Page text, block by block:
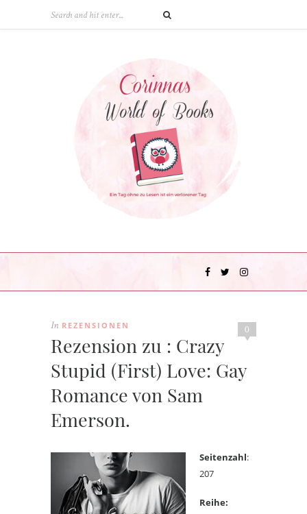
0
In REZENSIONEN
Rezension zu : Crazy
Stupid (First) Love: Gay
Romance von Sam
Emerson.
Seitenzahl:
207
Reihe: